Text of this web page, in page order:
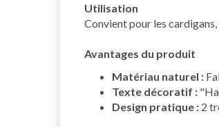
Utilisation
Convient pour les
Avantages du produit
Matériau naturel :
Texte décoratif :
Design pratique : 2